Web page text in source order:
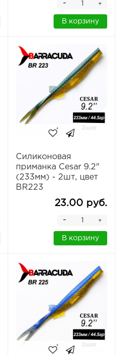
+
-
В корзину
Силиконовая
приманка Cesar 9.2"
(233мм) - 2шт, цвет
BR223
23.00 руб.
+
-
В корзину